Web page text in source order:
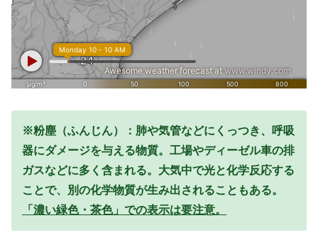
※粉塵（ふんじん）：肺や気管などにくっつき、呼吸
器にダメージを与える物質。工場やディーゼル車の排
ガスなどに多く含まれる。大気中で光と化学反応する
ことで、別の化学物質が生み出されることもある。
「濃い緑色・茶色」での表示は要注意。